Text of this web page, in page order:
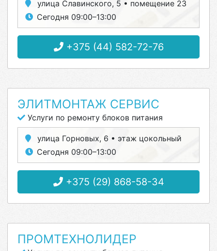
улица Славинского, 5 • помещение 23
Сегодня 09:00–13:00
+375 (44) 582-72-76
ЭЛИТМОНТАЖ СЕРВИС
Услуги по ремонту блоков питания
улица Горновых, 6 • этаж цокольный
Сегодня 09:00–13:00
+375 (29) 868-58-34
ПРОМТЕХНОЛИДЕР